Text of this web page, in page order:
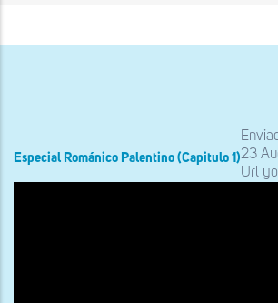
navegación
Especial Románico Palentino (Capitulo 1)23
Url